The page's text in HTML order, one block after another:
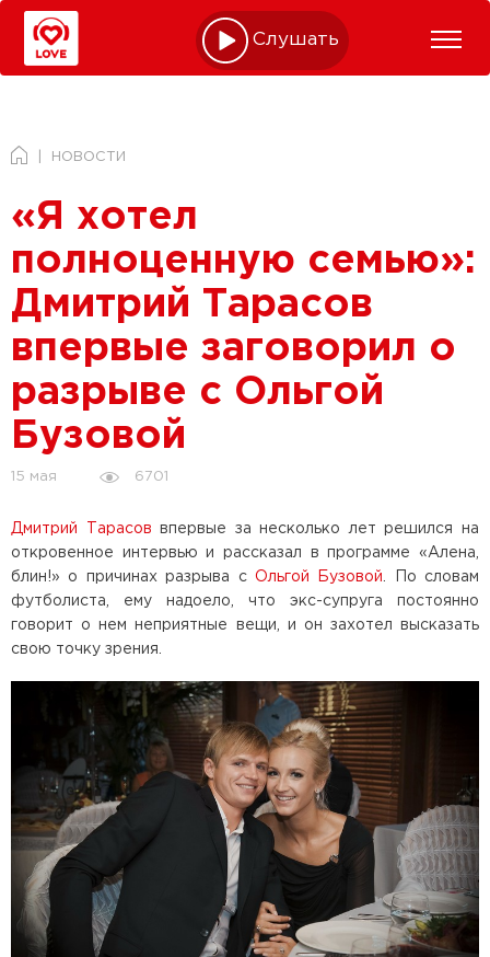
Слушать online
НОВОСТИ
«Я хотел
полноценную семью»:
Дмитрий Тарасов
впервые заговорил о
разрыве с Ольгой
Бузовой
15 мая 6701
Дмитрий Тарасов впервые за несколько лет решился на
откровенное интервью и рассказал в программе «Алена,
блин!» о причинах разрыва с Ольгой Бузовой
. По словам
футболиста, ему надоело, что экс-супруга постоянно
говорит о нем неприятные вещи, и он захотел высказать
свою точку зрения.